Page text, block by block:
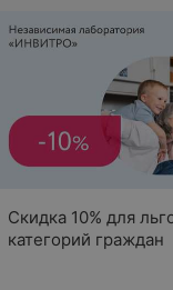
Скидка 10% для
категорий граждан